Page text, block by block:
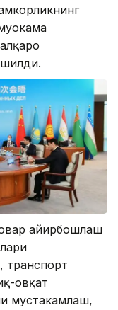
айирбошлаш
транспорт
овқат
мустаҳкамлаш,